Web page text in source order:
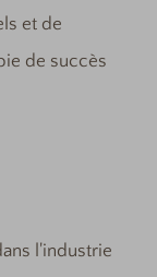
et de
de succès
l'industrie